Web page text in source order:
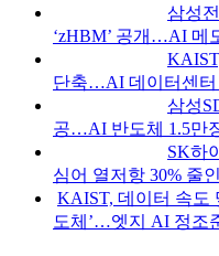
삼성
‘zHBM’ 공개…AI 메
단축…AI 데이터센터
삼성
공…AI 반도체 1.5만
SK하
심어 열저항 30% 줄
KAIST, 데이터 속도
도체’…엣지 AI 정조